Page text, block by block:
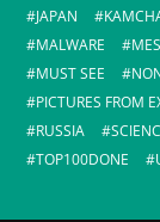
JAPAN
MALWARE
MUST SEE
PICTURES FROM
RUSSIA
TOP100DONE